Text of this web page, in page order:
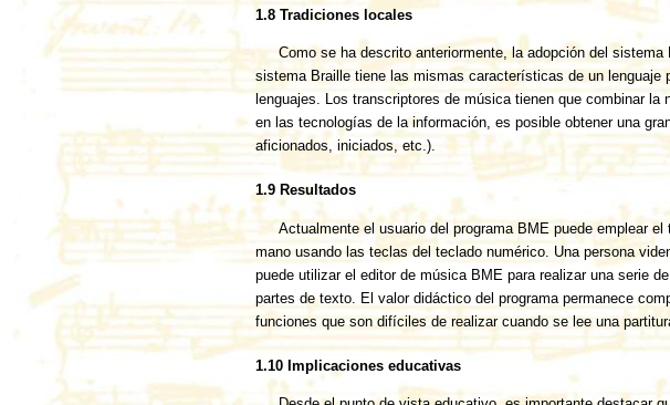
1.8 Tradiciones locales
Como se ha descrito anteriormente, la adopción del
sistema Braille tiene las mismas características de un
lenguajes. Los transcriptores de música tienen que combinar
en las tecnologías de la información, es posible obtener una
aficionados, iniciados, etc.).
1.9 Resultados
Actualmente el usuario del programa BME puede emplear
mano usando las teclas del teclado numérico. Una persona
puede utilizar el editor de música BME para realizar una serie
partes de texto. El valor didáctico del programa permanece
funciones que son difíciles de realizar cuando se lee una
1.10 Implicaciones educativas